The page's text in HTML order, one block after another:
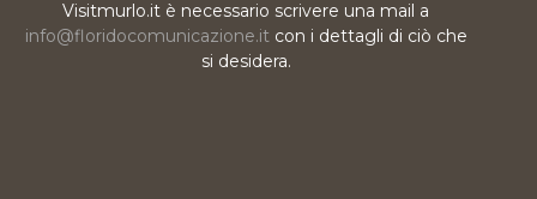
Visitmurlo.it è necessario scrivere una mail a
info@floridocomunicazione.itcon i dettagli di ciò che
si desidera.